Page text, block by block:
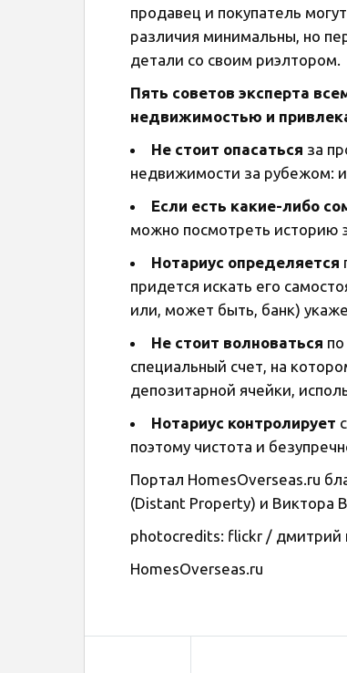
продавец и покупатель
различия минимальны, но
детали со своим риэлтором.
Пять советов эксперта
недвижимостью и
Не стоит опасаться за
недвижимости за рубежом:
Если есть какие-либо
можно посмотреть историю
Нотариус определяется
придется искать его
или, может быть, банк)
Не стоит волноваться
специальный счет, на
депозитарной ячейки,
Нотариус контролирует
поэтому чистота и
Портал HomesOverseas.ru
(Distant Property) и Виктора
photocredits: flickr / дмитрий
HomesOverseas.ru